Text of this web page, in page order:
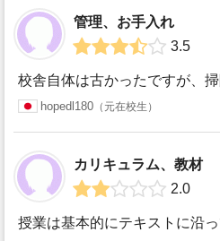
管理、お手入れ
3.5
hopedl180 元在校生
カリキュラム、教材
2.0